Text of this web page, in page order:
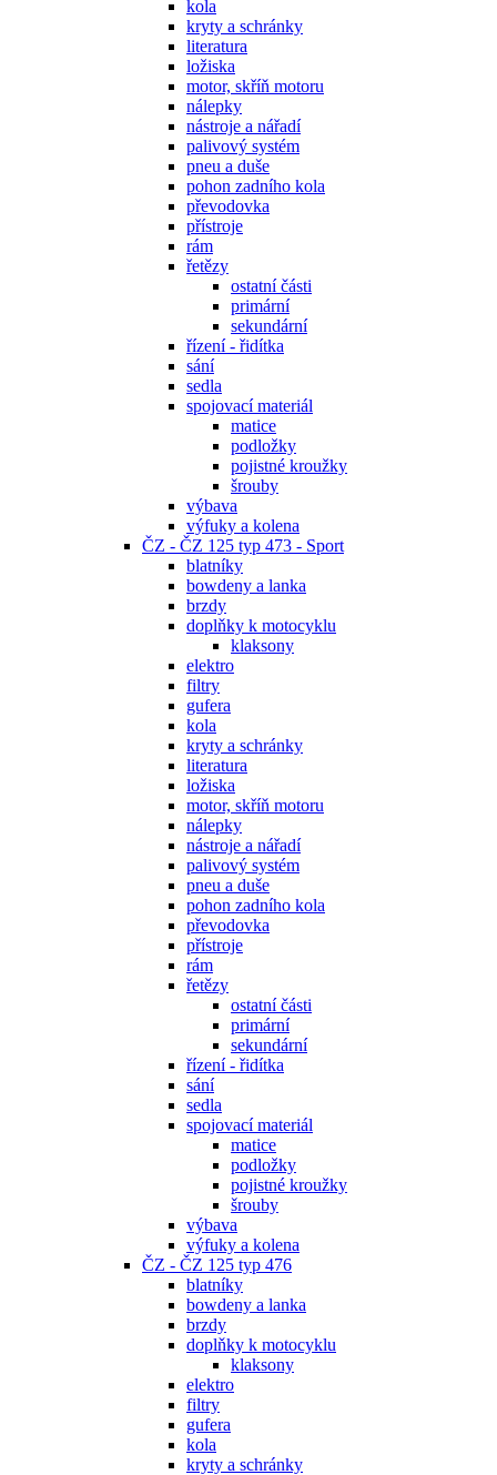
kola
kryty a schránky
literatura
ložiska
motor, skříň motoru
nálepky
nástroje a nářadí
palivový systém
pneu a duše
pohon zadního kola
převodovka
přístroje
rám
řetězy
ostatní části
primární
sekundární
řízení - řidítka
sání
sedla
spojovací materiál
matice
podložky
pojistné kroužky
šrouby
výbava
výfuky a kolena
ČZ - ČZ 125 typ 473 - Sport
blatníky
bowdeny a lanka
brzdy
doplňky k motocyklu
klaksony
elektro
filtry
gufera
kola
kryty a schránky
literatura
ložiska
motor, skříň motoru
nálepky
nástroje a nářadí
palivový systém
pneu a duše
pohon zadního kola
převodovka
přístroje
rám
řetězy
ostatní části
primární
sekundární
řízení - řidítka
sání
sedla
spojovací materiál
matice
podložky
pojistné kroužky
šrouby
výbava
výfuky a kolena
ČZ - ČZ 125 typ 476
blatníky
bowdeny a lanka
brzdy
doplňky k motocyklu
klaksony
elektro
filtry
gufera
kola
kryty a schránky